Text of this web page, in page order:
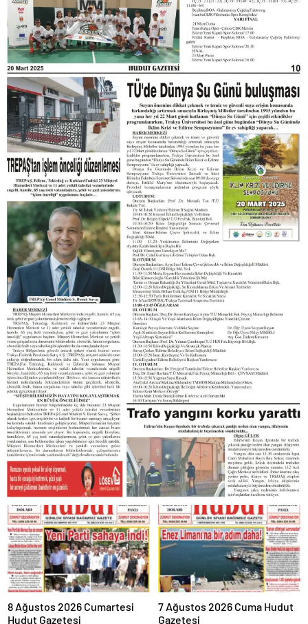
8 Ağustos 2026 Cumartesi
Hudut Gazetesi
7 Ağustos 2026 Cuma Hudut
Gazetesi